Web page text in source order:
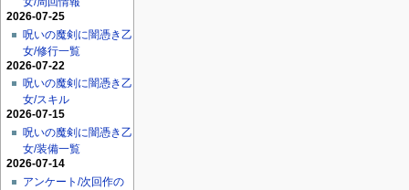
2026-07-25
呪いの魔剣に闇憑き乙
女/修行一覧
2026-07-22
呪いの魔剣に闇憑き乙
女/スキル
2026-07-15
呪いの魔剣に闇憑き乙
女/装備一覧
2026-07-14
アンケート/次回作の